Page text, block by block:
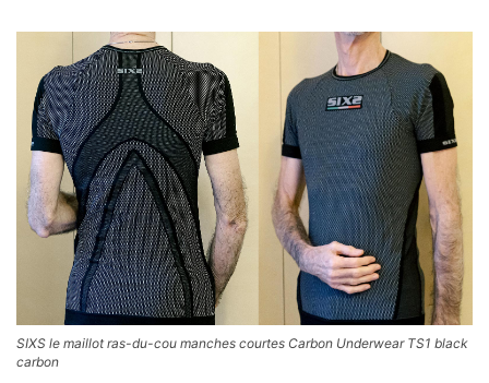
SIXS le maillot ras-du-cou manches courtes Carbon Underwear TS1 black
carbon